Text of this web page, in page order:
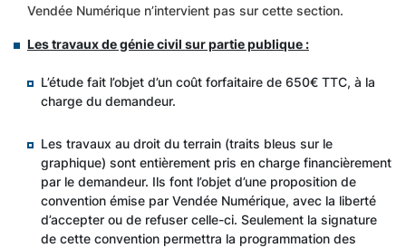
Vendée Numérique n’intervient pas sur cette section.
Les travaux de génie civil sur partie publique :
L’étude fait l’objet d’un coût forfaitaire de 650€ TTC, à la
charge du demandeur.
Les travaux au droit du terrain (traits bleus sur le
graphique) sont entièrement pris en charge financièrement
par le demandeur. Ils font l’objet d’une proposition de
convention émise par Vendée Numérique, avec la liberté
d’accepter ou de refuser celle-ci. Seulement la signature
de cette convention permettra la programmation des